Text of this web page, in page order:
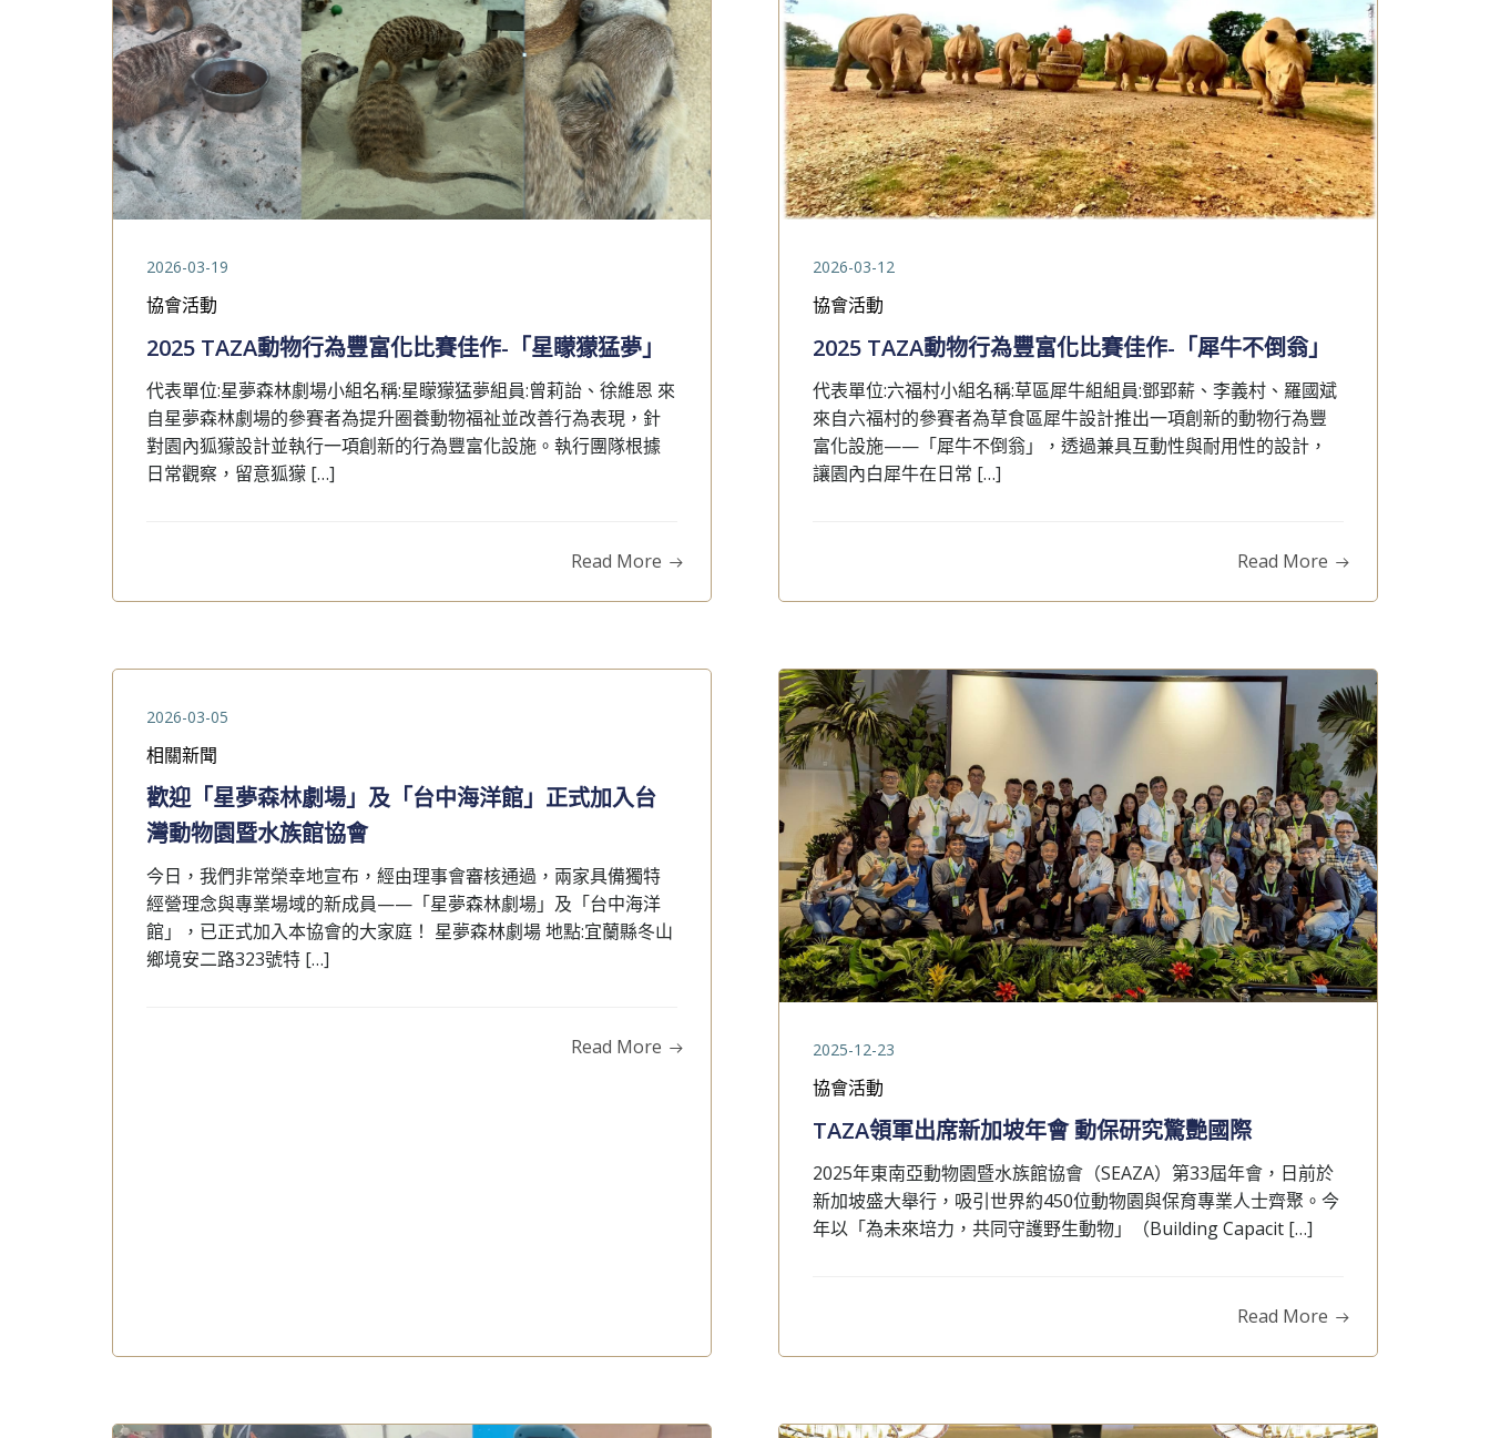
2026-03-19
協會活動
2025 TAZA動物行為豐富化比賽佳作-「星矇獴猛夢」
代表單位:星夢森林劇場小組名稱:星矇獴猛夢組員:曾莉詒、徐維恩 來
自星夢森林劇場的參賽者為提升圈養動物福祉並改善行為表現，針
對園內狐獴設計並執行一項創新的行為豐富化設施。執行團隊根據
日常觀察，留意狐獴 […]
Read More
2026-03-12
協會活動
2025 TAZA動物行為豐富化比賽佳作-「犀牛不倒翁」
代表單位:六福村小組名稱:草區犀牛組組員:鄧郢薪、李義村、羅國斌
來自六福村的參賽者為草食區犀牛設計推出一項創新的動物行為豐
富化設施——「犀牛不倒翁」，透過兼具互動性與耐用性的設計，
讓園內白犀牛在日常 […]
Read More
2026-03-05
相關新聞
歡迎「星夢森林劇場」及「台中海洋館」正式加入台
灣動物園暨水族館協會
今日，我們非常榮幸地宣布，經由理事會審核通過，兩家具備獨特
經營理念與專業場域的新成員——「星夢森林劇場」及「台中海洋
館」，已正式加入本協會的大家庭！ 星夢森林劇場 地點:宜蘭縣冬山
鄉境安二路323號特 […]
Read More 2025-12-23
協會活動
TAZA領軍出席新加坡年會 動保研究驚艷國際
2025年東南亞動物園暨水族館協會（SEAZA）第33屆年會，日前於
新加坡盛大舉行，吸引世界約450位動物園與保育專業人士齊聚。今
年以「為未來培力，共同守護野生動物」（Building Capacit […]
Read More